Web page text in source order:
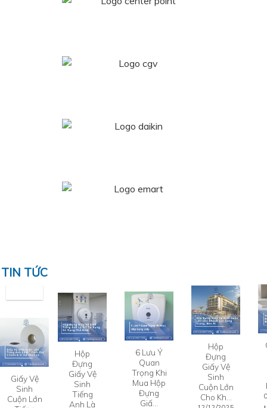
TIN TỨC
Giấy Vệ
Sinh
Cuộn Lớn
Hộp
Đựng
Giấy Vệ
Sinh
Tiếng
Anh Là
6 Lưu Ý
Quan
Trọng Khi
Mua Hộp
Đựng
Giấ…
Hộp
Đựng
Giấy Vệ
Sinh
Cuộn Lớn
Cho Kh…